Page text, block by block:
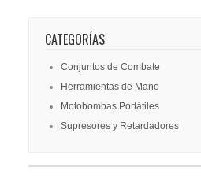
CATEGORÍAS
Conjuntos de Combate
Herramientas de Mano
Motobombas Portátiles
Supresores y Retardadores